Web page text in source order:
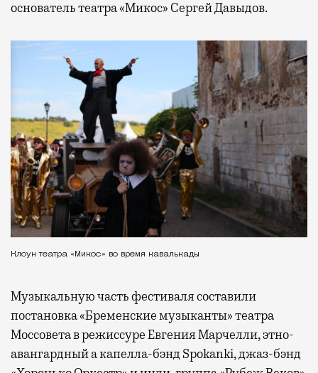
основатель театра «Микос» Сергей Давыдов.
Клоун театра «Микос» во время кавалькады
Музыкальную часть фестиваля составили
постановка «Бременские музыканты» театра
Моссовета в режиссуре Евгения Марчелли, этно-
авангардный а капелла-бэнд Spokanki, джаз-бэнд